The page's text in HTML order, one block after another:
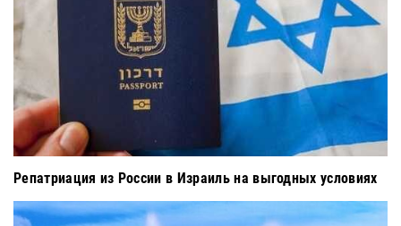
Репатриация из России в Израиль на выгодных условиях